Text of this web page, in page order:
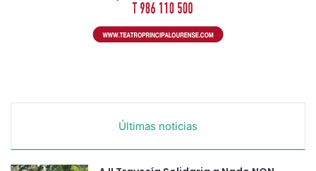
Últimas noticias